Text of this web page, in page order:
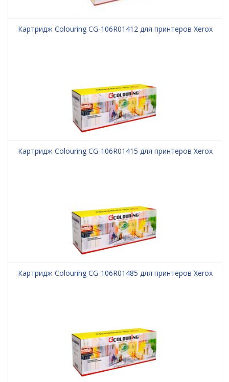
Картридж Colouring CG-106R01412 для принтеров Xerox
Картридж Colouring CG-106R01415 для принтеров Xerox
Картридж Colouring CG-106R01485 для принтеров Xerox